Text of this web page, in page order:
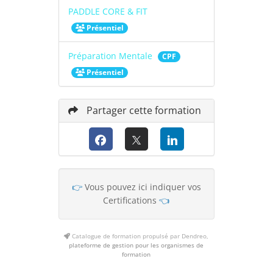
PADDLE CORE & FIT
Présentiel
Préparation Mentale
CPF
Présentiel
Partager cette formation
👉 Vous pouvez ici indiquer vos
Certifications👈
Catalogue de formation propulsé par Dendreo,
plateforme de gestion pour les organismes de
formation